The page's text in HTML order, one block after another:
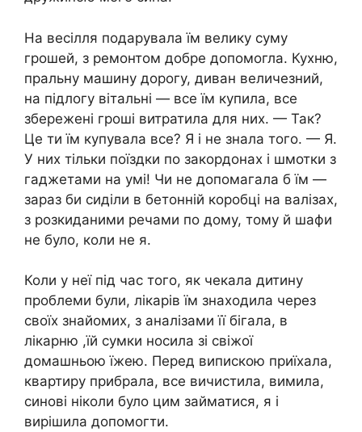
На весілля подарувала їм велику суму
грошей, з ремонтом добре допомогла. Кухню,
пральну машину дорогу, диван величезний,
на підлогу вітальні — все їм купила, все
збережені гроші витратила для них. — Так?
Це ти їм купувала все? Я і не знала того. — Я.
У них тільки поїздки по закордонах і шмотки з
гаджетами на умі! Чи не допомагала б їм —
зараз би сиділи в бетонній коробці на валізах,
з розкиданими речами по дому, тому й шафи
не було, коли не я.
Коли у неї під час того, як чекала дитину
проблеми були, лікарів їм знаходила через
своїх знайомих, з аналізами її бігала, в
лікарню ,їй сумки носила зі свіжої
домашньою їжею. Перед випискою приїхала,
квартиру прибрала, все вичистила, вимила,
синові ніколи було цим займатися, я і
вирішила допомогти.